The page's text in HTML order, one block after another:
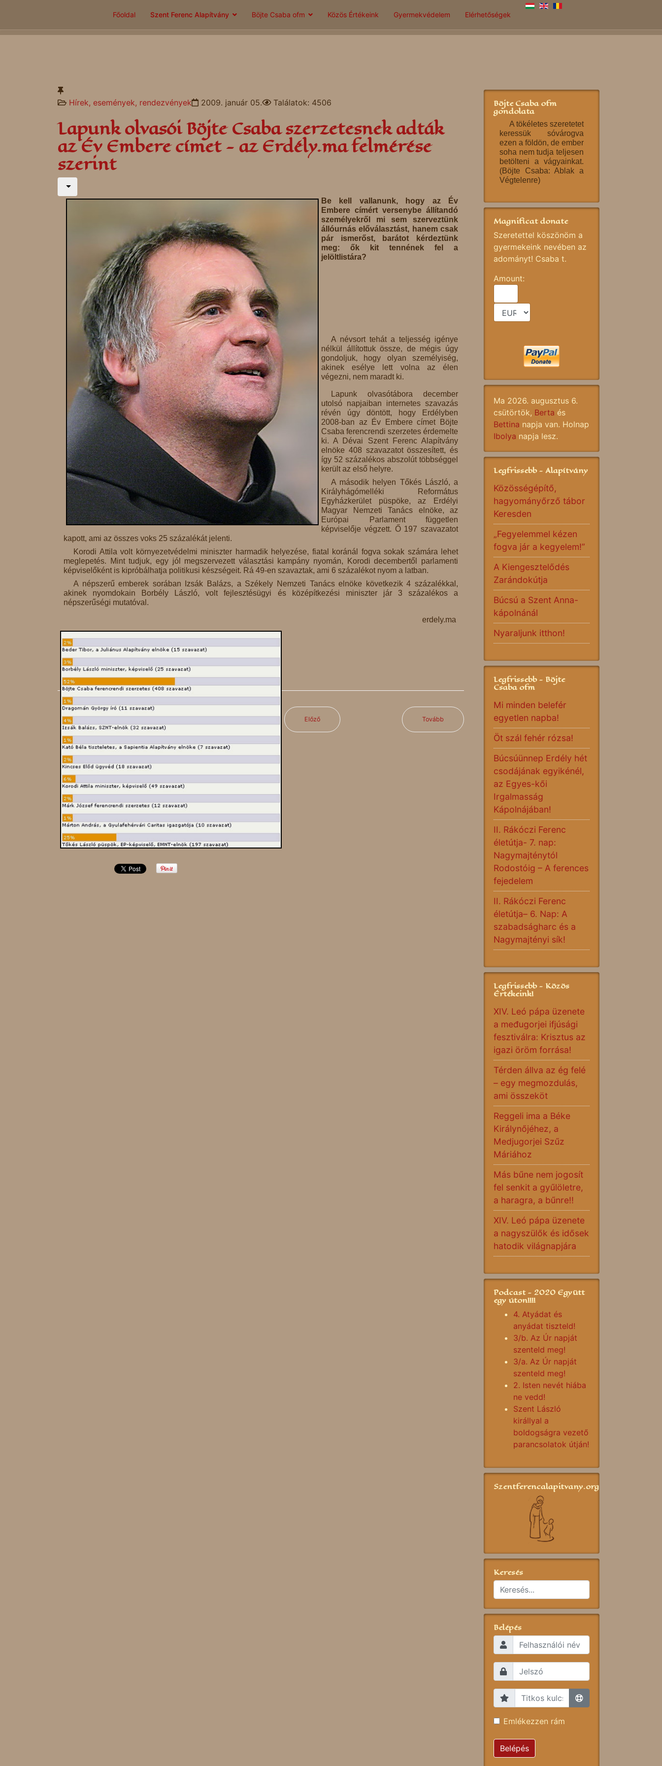
Főoldal Szent Ferenc Alapítvány Böjte Csaba ofm Közös Értékeink Gyermekvédelem Elérhetőségek
Hírek, események, rendezvények 2009. január 05. Találatok: 4506
Lapunk olvasói Böjte Csaba szerzetesnek adták
az Év Embere címet - az Erdély.ma felmérése
szerint
Be kell vallanunk, hogy az Év
Embere címért versenybe állítandó
személyekről mi sem szerveztünk
állóurnás előválasztást, hanem csak
pár ismerőst, barátot kérdeztünk
meg: ők kit tennének fel a
jelöltlistára?
A névsort tehát a teljesség igénye
nélkül állítottuk össze, de mégis úgy
gondoljuk, hogy olyan személyiség,
akinek esélye lett volna az élen
végezni, nem maradt ki.
Lapunk olvasótábora december
utolsó napjaiban internetes szavazás
révén úgy döntött, hogy Erdélyben
2008-ban az Év Embere címet Böjte
Csaba ferencrendi szerzetes érdemelte
ki. A Dévai Szent Ferenc Alapítvány
elnöke 408 szavazatot összesített, és
így 52 százalékos abszolút többséggel
került az első helyre.
A második helyen Tőkés László, a
Királyhágómelléki Református
Egyházkerület püspöke, az Erdélyi
Magyar Nemzeti Tanács elnöke, az
Európai Parlament független
képviselője végzett. Ő 197 szavazatot
kapott, ami az összes voks 25 százalékát jelenti.
Korodi Attila volt környezetvédelmi miniszter harmadik helyezése, fiatal koránál fogva sokak számára lehet
meglepetés. Mint tudjuk, egy jól megszervezett választási kampány nyomán, Korodi decembertől parlamenti
képviselőként is kipróbálhatja politikusi készségeit. Rá 49-en szavaztak, ami 6 százalékot nyom a latban.
A népszerű emberek sorában Izsák Balázs, a Székely Nemzeti Tanács elnöke következik 4 százalékkal,
akinek nyomdokain Borbély László, volt fejlesztésügyi és középítkezési miniszter jár 3 százalékos a
népszerűségi mutatóval.
erdely.ma
Előző Tovább
Böjte Csaba ofm
gondolata
A tökéletes szeretetet
keressük sóvárogva
ezen a földön, de ember
soha nem tudja teljesen
betölteni a vágyainkat.
(Böjte Csaba: Ablak a
Végtelenre)
Magnificat donate
Szeretettel köszönöm a
gyermekeink nevében az
adományt! Csaba t.
Amount:
Ma 2026. augusztus 6.
csütörtök, Berta és
Bettina napja van. Holnap
Ibolya napja lesz.
Legfrissebb - Alapítvány
Közösségépítő,
hagyományőrző tábor
Keresden
„Fegyelemmel kézen
fogva jár a kegyelem!”
A Kiengesztelődés
Zarándokútja
Búcsú a Szent Anna-
kápolnánál
Nyaraljunk itthon!
Legfrissebb - Böjte
Csaba ofm
Mi minden belefér
egyetlen napba!
Öt szál fehér rózsa!
Búcsúünnep Erdély hét
csodájának egyikénél,
az Egyes-kői
Irgalmasság
Kápolnájában!
II. Rákóczi Ferenc
életútja- 7. nap:
Nagymajténytól
Rodostóig – A ferences
fejedelem
II. Rákóczi Ferenc
életútja– 6. Nap: A
szabadságharc és a
Nagymajtényi sík!
Legfrissebb - Közös
Értékeink!
XIV. Leó pápa üzenete
a međugorjei ifjúsági
fesztiválra: Krisztus az
igazi öröm forrása!
Térden állva az ég felé
– egy megmozdulás,
ami összeköt
Reggeli ima a Béke
Királynőjéhez, a
Medjugorjei Szűz
Máriához
Más bűne nem jogosít
fel senkit a gyűlöletre,
a haragra, a bűnre!!
XIV. Leó pápa üzenete
a nagyszülők és idősek
hatodik világnapjára
Podcast - 2020 Együtt
egy úton!!!!
4. Atyádat és
anyádat tiszteld!
3/b. Az Úr napját
szenteld meg!
3/a. Az Úr napját
szenteld meg!
2. Isten nevét hiába
ne vedd!
Szent László
királlyal a
boldogságra vezető
parancsolatok útján!
Szentferencalapitvany.org
Keresés
Belépés
Emlékezzen rám
Belépés